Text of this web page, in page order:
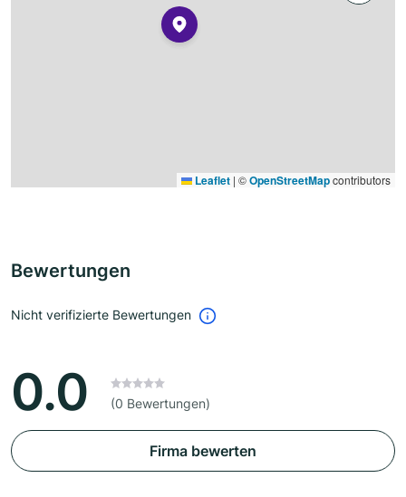
Leaflet | ©OpenStreetMapcontributors
Bewertungen
Nicht verifizierte Bewertungen
0.0 (0 Bewertungen)
Firma bewerten